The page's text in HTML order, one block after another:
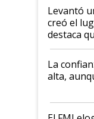
Levantó
creó el
destaca
plata a un
Juan
que de
de Milei
La
alta,